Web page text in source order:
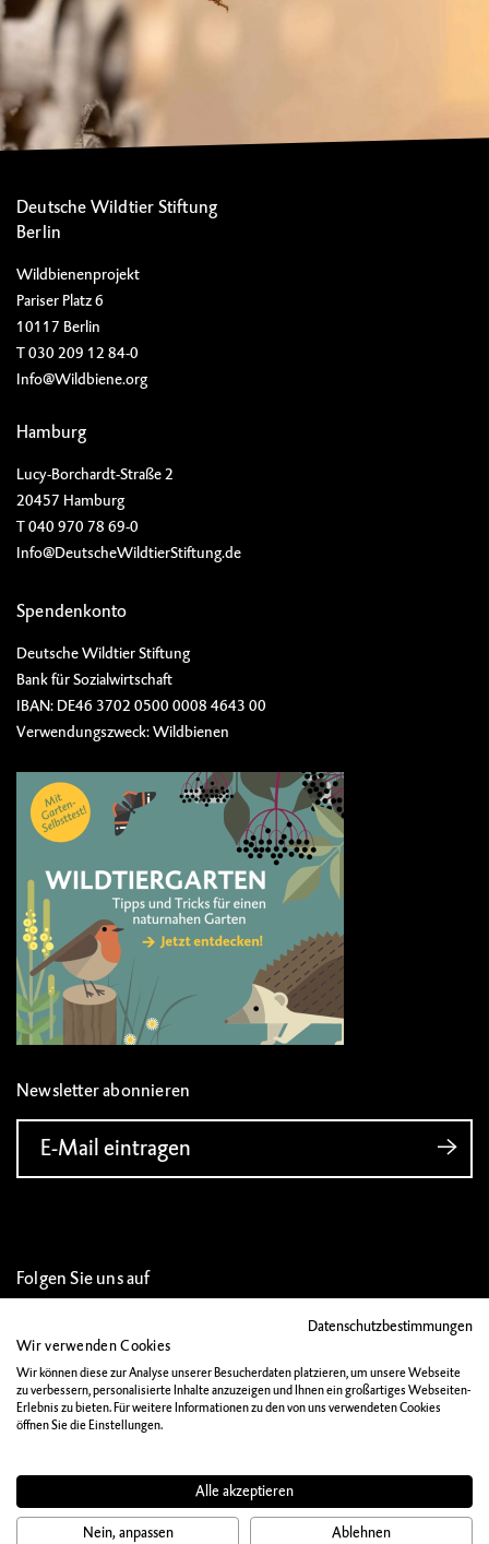
Deutsche Wildtier Stiftung
Berlin
Wildbienenprojekt
Pariser Platz 6
10117 Berlin
T 030 209 12 84-0
Info@Wildbiene.org
Hamburg
Lucy-Borchardt-Straße 2
20457 Hamburg
T 040 970 78 69-0
Info@DeutscheWildtierStiftung.de
Spendenkonto
Deutsche Wildtier Stiftung
Bank für Sozialwirtschaft
IBAN: DE46 3702 0500 0008 4643 00
Verwendungszweck: Wildbienen
Newsletter abonnieren
E-Mail eintragen
Folgen Sie uns auf
IMPRESSUM
MATERIALIEN
KONTAKT
Datenschutzbestimmungen
Wir verwenden Cookies
Wir können diese zur Analyse unserer Besucherdaten platzieren, um unsere Webseite
zu verbessern, personalisierte Inhalte anzuzeigen und Ihnen ein großartiges Webseiten-
Erlebnis zu bieten. Für weitere Informationen zu den von uns verwendeten Cookies
öffnen Sie die Einstellungen.
Alle akzeptieren
Nein, anpassen Ablehnen